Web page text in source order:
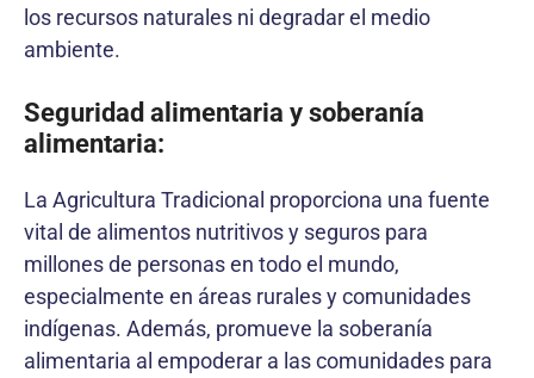
los recursos naturales ni degradar el medio
ambiente.
Seguridad alimentaria y soberanía
alimentaria:
La Agricultura Tradicional proporciona una fuente
vital de alimentos nutritivos y seguros para
millones de personas en todo el mundo,
especialmente en áreas rurales y comunidades
indígenas. Además, promueve la soberanía
alimentaria al empoderar a las comunidades para